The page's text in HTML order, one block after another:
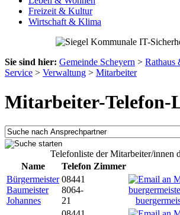
Freizeit & Kultur
Wirtschaft & Klima
Sie sind hier: Gemeinde Scheyern > Rathaus
Service > Verwaltung > Mitarbeiter
Mitarbeiter-Telefon-
Telefonliste der Mitarbeiter/innen
Name
Telefon Zimmer
Bürgermeister
Baumeister
Johannes
08441
8064-
21